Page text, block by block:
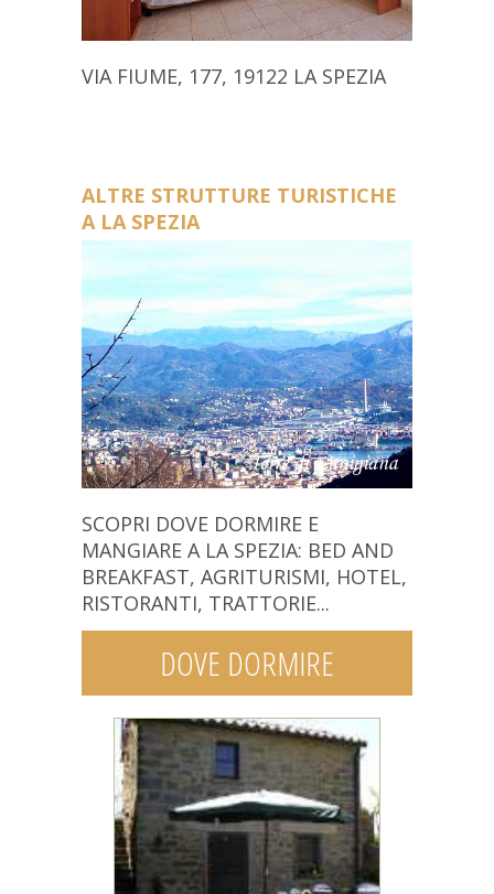
VIA FIUME, 177, 19122 LA SPEZIA
ALTRE STRUTTURE TURISTICHE
A LA SPEZIA
SCOPRI DOVE DORMIRE E
MANGIARE A LA SPEZIA: BED AND
BREAKFAST, AGRITURISMI, HOTEL,
RISTORANTI, TRATTORIE...
DOVE DORMIRE